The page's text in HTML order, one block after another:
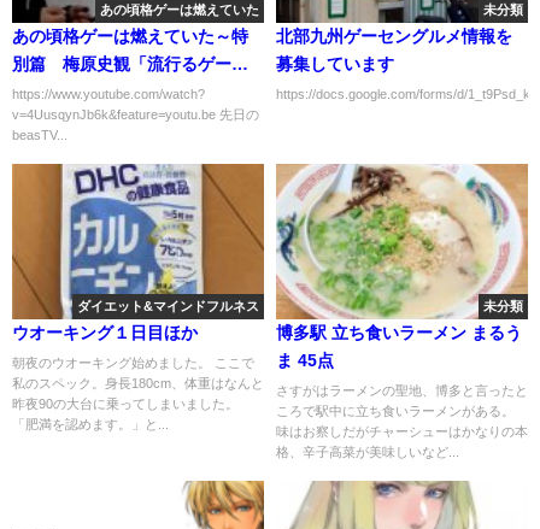
あの頃格ゲーは燃えていた
あの頃格ゲーは燃えていた～特
別篇 梅原史観「流行るゲー
ム」
https://www.youtube.com/watch?
v=4UusqynJb6k&feature=youtu.be 先日の
beasTV...
未分類
北部九州ゲーセングルメ情報を
募集しています
https://docs.google.com/forms/d/
ダイエット&マインドフルネス
ウオーキング１日目ほか
朝夜のウオーキング始めました。 ここで
私のスペック。身長180cm、体重はなんと
昨夜90の大台に乗ってしまいました。
「肥満を認めます。」と...
未分類
博多駅 立ち食いラーメン まるう
ま 45点
さすがはラーメンの聖地、博多と言ったと
ころで駅中に立ち食いラーメンがある。
味はお察しだがチャーシューはかなりの本
格、辛子高菜が美味しいなど...